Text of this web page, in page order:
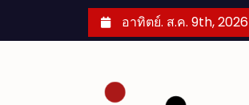
อาทิตย์. ส.ค. 9th, 2026